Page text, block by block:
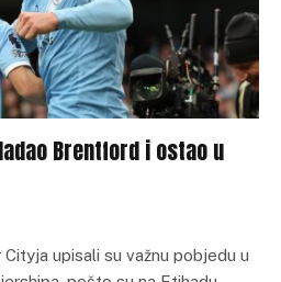
Brentford i ostao u
upisali su važnu pobjedu u